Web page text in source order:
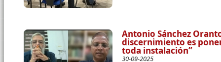
Antonio Sánchez
discernimiento es
toda instalación”
30-09-2025